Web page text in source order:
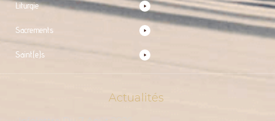
Liturgie
Sacrements
Saint(e)s
Actualités